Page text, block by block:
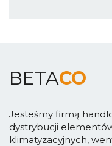
BETACO
Jesteśmy firmą
dystrybucji
klimatyzacyjnych,